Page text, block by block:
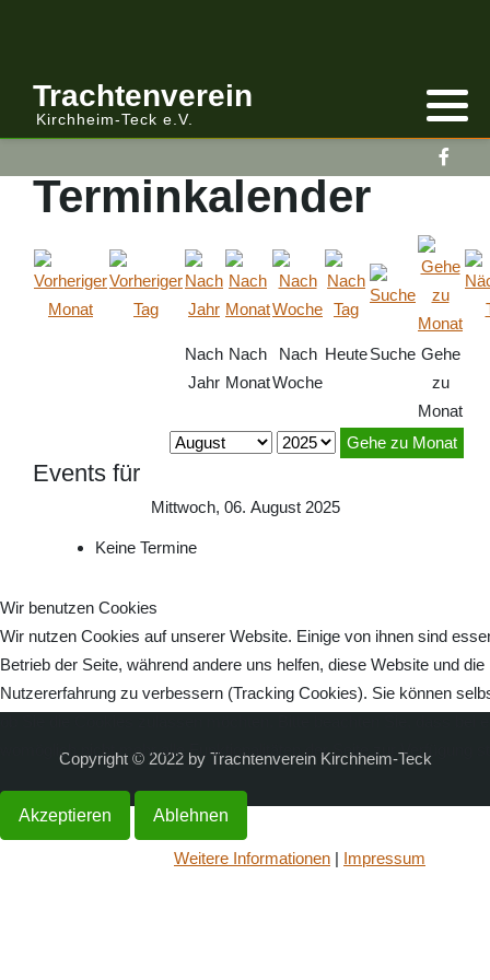
Trachtenverein
Kirchheim-Teck e.V.
Terminkalender
Nach
Jahr
Nach
Monat
Nach
Woche
HeuteSuche Gehe
zu
Monat
Gehe zu Monat
Events für
Mittwoch, 06. August 2025
Keine Termine
Copyright © 2022 by Trachtenverein Kirchheim-Teck
Wir benutzen Cookies
Wir nutzen Cookies auf unserer Website. Einige von ihnen sind
Betrieb der Seite, während andere uns helfen, diese Website und die
Nutzererfahrung zu verbessern (Tracking Cookies). Sie können
womöglich nicht mehr alle Funktionalitäten der Seite zur Verfügung
Akzeptieren Ablehnen
Weitere Informationen | Impressum
Anmelden/Abmelden
Kalender
Gebirgstracht
Volkstracht
Berichte Vereinsleitung
Berichte
Vereinsleitung Informiert